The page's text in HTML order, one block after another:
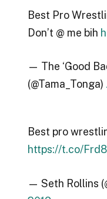
Best Pro
Don’t @ me bih
— The ‘Good
(@Tama_Tonga)
Best pro
https://t.co/
— Seth Rollins